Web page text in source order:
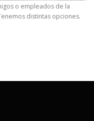
o empleados de la
distintas opciones.